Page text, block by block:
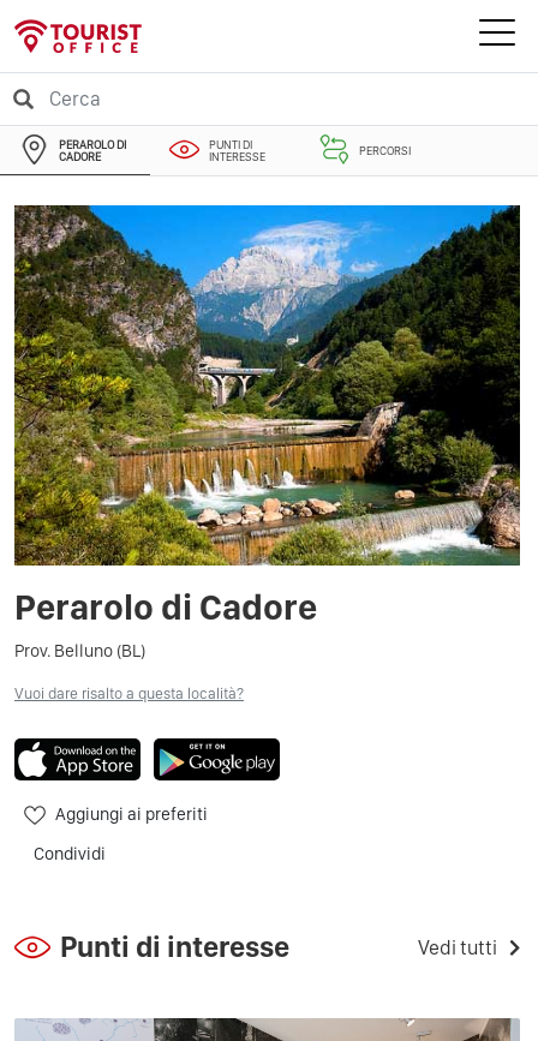
PERAROLO DI
CADORE
PUNTI DI
INTERESSE
PERCORSI
Perarolo di Cadore
Prov. Belluno (BL)
Vuoi dare risalto a questa località?
Aggiungi ai preferiti
Condividi
Punti di interesse Vedi tutti